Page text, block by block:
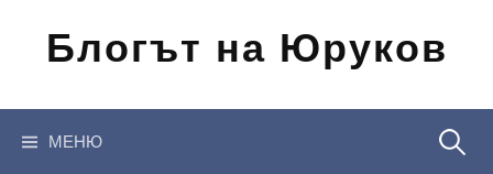
съдържанието
Блогът на Юруков
МЕНЮ